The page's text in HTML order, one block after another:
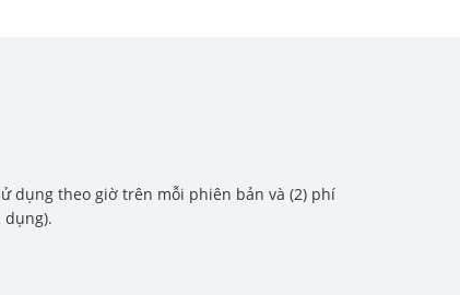
dụng theo giờ trên mỗi phiên bản và (2) phí